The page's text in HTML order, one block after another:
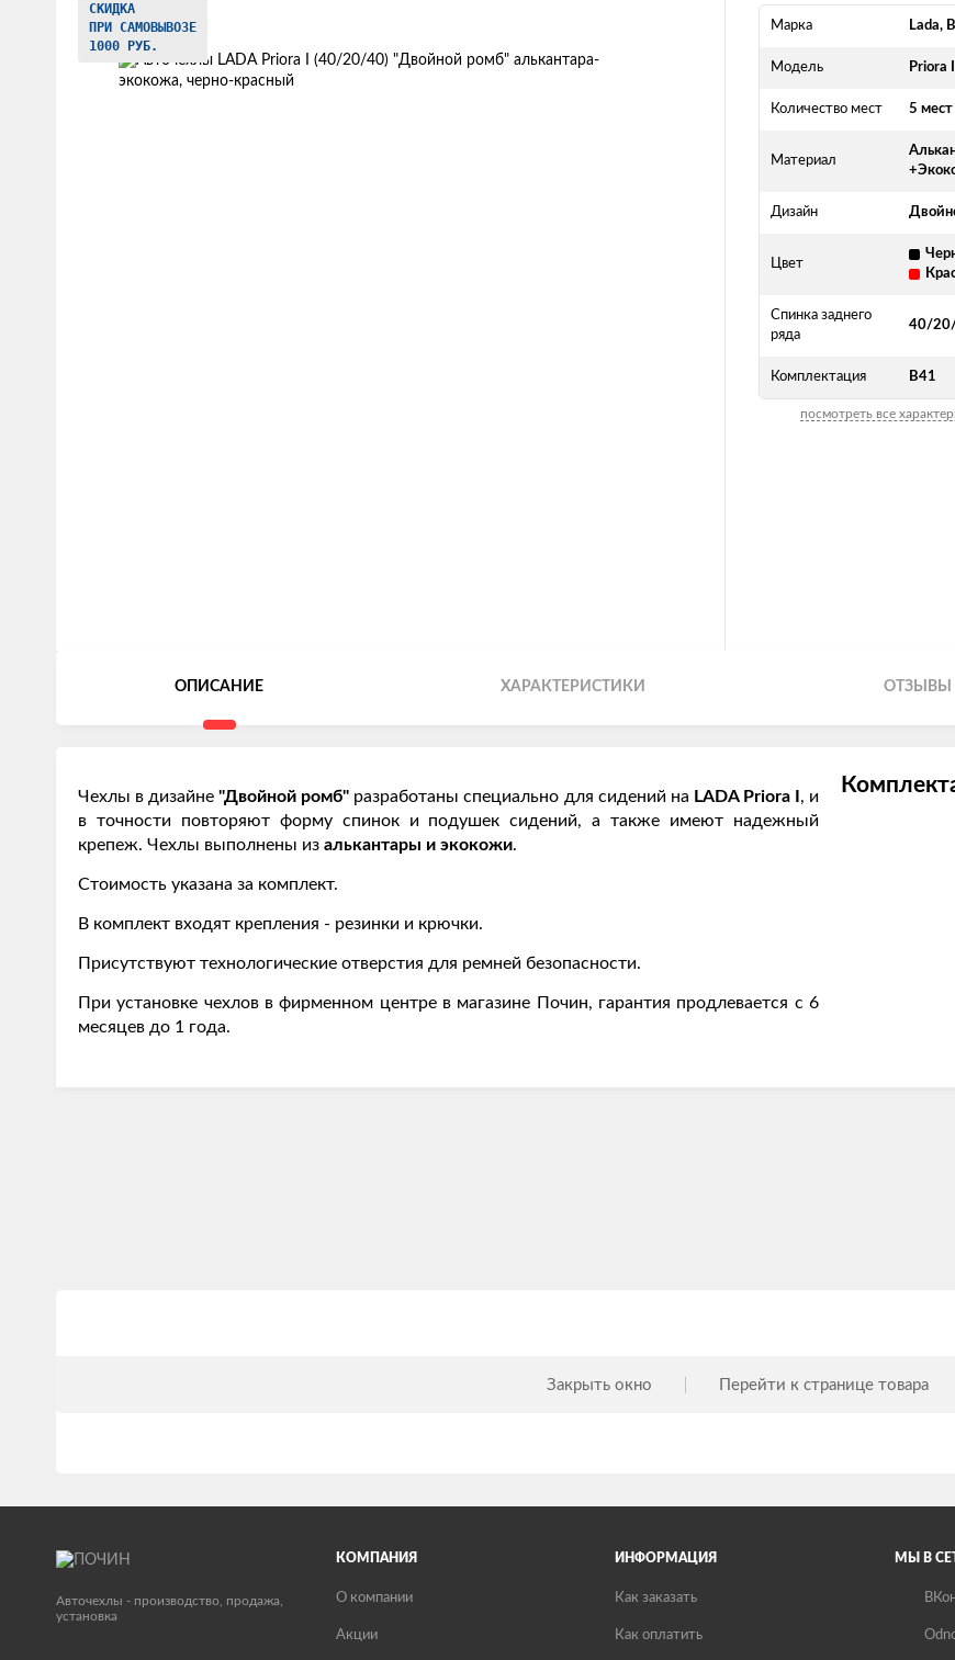
товаров
СКИДКА
ПРИ САМОВЫВОЗЕ
1000 РУБ.
Марка Lada,
Модель Priora I
Количество мест 5 мест
Материал
Дизайн
Цвет
Спинка заднего
ряда
40/
Комплектация В41
посмотреть все
ОПИСАНИЕ ХАРАКТЕРИСТИКИ ОТЗЫВЫ
Чехлы в дизайне"Двойной ромб" разработаны специально для сидений на LADA Priora I , и
в точности повторяют форму спинок и подушек сидений, а также имеют надежный
крепеж. Чехлы выполнены из алькантары и экокожи.
Стоимость указана за комплект.
В комплект входят крепления - резинки и крючки.
Присутствуют технологические отверстия для ремней безопасности.
При установке чехлов в фирменном центре в магазине Почин, гарантия продлевается с 6
месяцев до 1 года.
Закрыть окно Перейти к странице товара
Авточехлы - производство, продажа,
установка
КОМПАНИЯ
О компании
Акции
ИНФОРМАЦИЯ
Как заказать
Как оплатить
МЫ В